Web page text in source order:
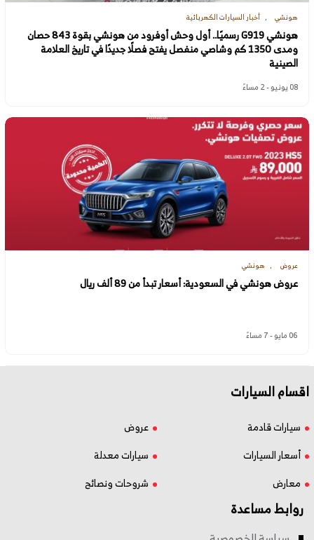
هونشي أخبار السيارات الكهربائية
هونشي G919 رسميًا.. أول وحش أوفرود من هونشي بقوة 843 حصان
ومدى 1350 كم وشاصي منفصل يفتح فصلًا جديدًا في تاريخ العلامة
الصينية
08 يونيو - 2 مساءً
عروض هونشي
عروض هونشي في السعودية: أسعار تبدأ من 89 ألف ريال
06 مايو - 7 مساءً
اقسام السيارات
سيارات قادمة
عروض
أسعار السيارات
سيارات معدلة
معارض
شروحات ونصائح
روابط مساعدة